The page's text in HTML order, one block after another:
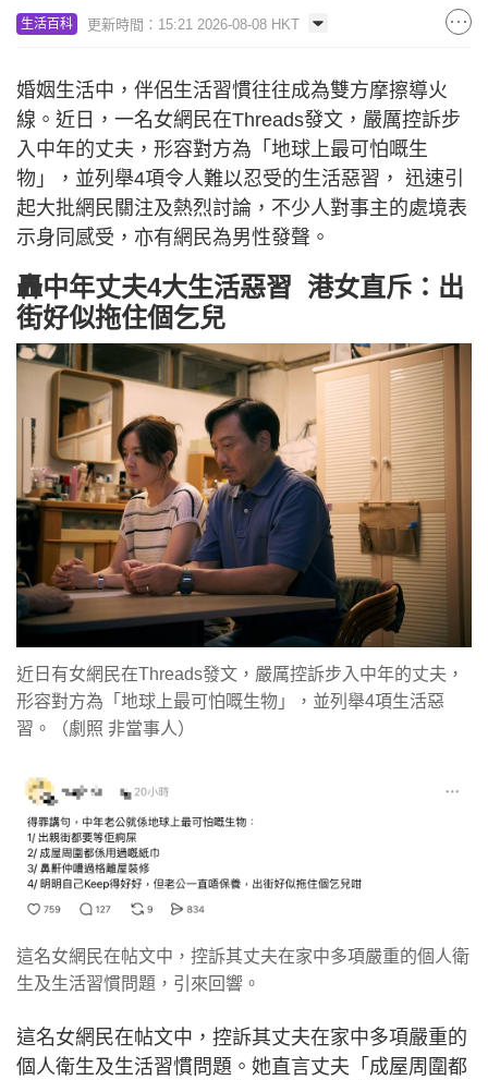
生活百科 更新時間：15:21 2026-08-08 HKT
婚姻生活中，伴侶生活習慣往往成為雙方摩擦導火
線。近日，一名女網民在Threads發文，嚴厲控訴步
入中年的丈夫，形容對方為「地球上最可怕嘅生
物」，並列舉4項令人難以忍受的生活惡習， 迅速引
起大批網民關注及熱烈討論，不少人對事主的處境表
示身同感受，亦有網民為男性發聲。
轟中年丈夫4大生活惡習 港女直斥：出
街好似拖住個乞兒
近日有女網民在Threads發文，嚴厲控訴步入中年的丈夫，
形容對方為「地球上最可怕嘅生物」，並列舉4項生活惡
習。（劇照 非當事人）
這名女網民在帖文中，控訴其丈夫在家中多項嚴重的個人衛
生及生活習慣問題，引來回響。
這名女網民在帖文中，控訴其丈夫在家中多項嚴重的
個人衛生及生活習慣問題。她直言丈夫「成屋周圍都